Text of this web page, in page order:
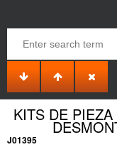
KITS DE
J01395